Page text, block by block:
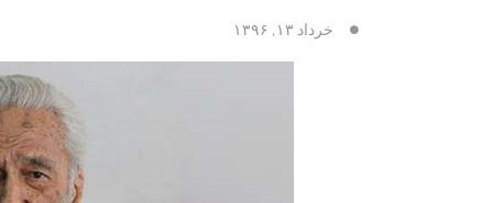
خرداد ۱۳, ۱۳۹۶